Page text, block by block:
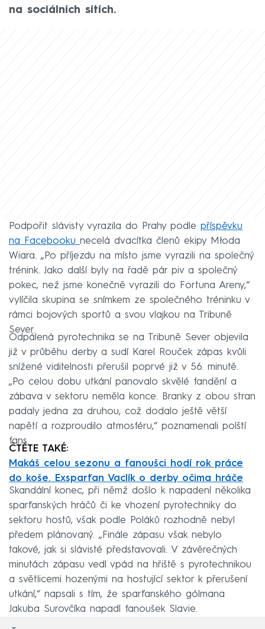
na sociálních sítích.
Podpořit slávisty vyrazila do Prahy podle příspěvku
na Facebooku necelá dvacítka členů ekipy Młoda
Wiara. „Po příjezdu na místo jsme vyrazili na společný
trénink. Jako další byly na řadě pár piv a společný
pokec, než jsme konečně vyrazili do Fortuna Areny,“
vylíčila skupina se snímkem ze společného tréninku v
rámci bojových sportů a svou vlajkou na Tribuně
Sever.
Odpálená pyrotechnika se na Tribuně Sever objevila
již v průběhu derby a sudí Karel Rouček zápas kvůli
snížené viditelnosti přerušil poprvé již v 56. minutě.
„Po celou dobu utkání panovalo skvělé fandění a
zábava v sektoru neměla konce. Branky z obou stran
padaly jedna za druhou, což dodalo ještě větší
napětí a rozproudilo atmosféru,“ poznamenali polští
fans.
ČTĚTE TAKÉ:
Makáš celou sezonu a fanoušci hodí rok práce
do koše. Exsparťan Vaclík o derby očima hráče
Skandální konec, při němž došlo k napadení několika
sparťanských hráčů či ke vhození pyrotechniky do
sektoru hostů, však podle Poláků rozhodně nebyl
předem plánovaný. „Finále zápasu však nebylo
takové, jak si slávisté představovali. V závěrečných
minutách zápasu vedl vpád na hřiště s pyrotechnikou
a světlicemi hozenými na hostující sektor k přerušení
utkání,“ napsali s tím, že sparťanského gólmana
Jakuba Surovčíka napadl fanoušek Slavie.